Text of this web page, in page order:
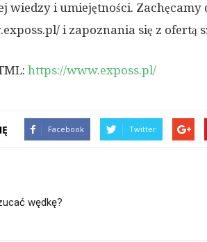
wiedzy i umiejętności.
i zapoznania się z ofertą
https://www.exposs.pl/
Facebook Twitter
wędkę?